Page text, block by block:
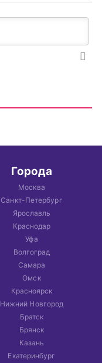
Города
Москва
Санкт-Петербург
Ярославль
Краснодар
Уфа
Волгоград
Самара
Омск
Красноярск
Нижний Новгород
Братск
Брянск
Казань
Екатеринбург